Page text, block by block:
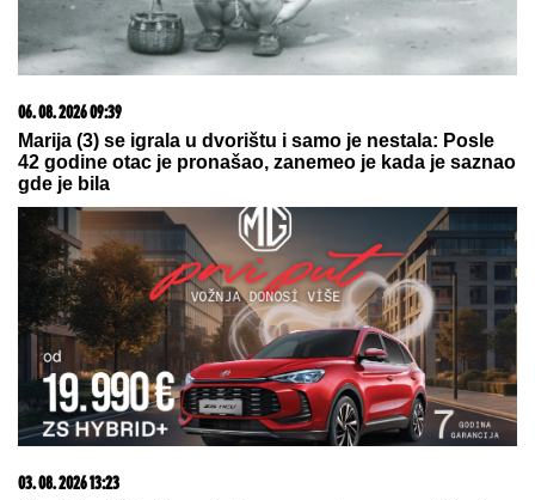
06. 08. 2026 09:39
Marija (3) se igrala u dvorištu i samo je nestala: Posle
42 godine otac je pronašao, zanemeo je kada je saznao
gde je bila
03. 08. 2026 13:23